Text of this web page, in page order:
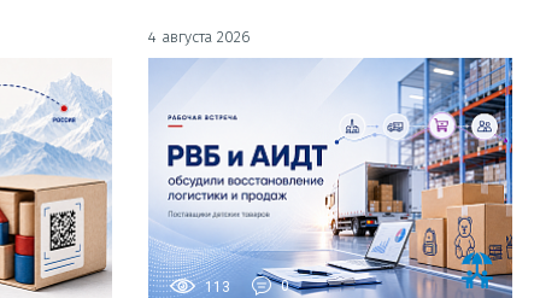
4 августа 2026
113 0